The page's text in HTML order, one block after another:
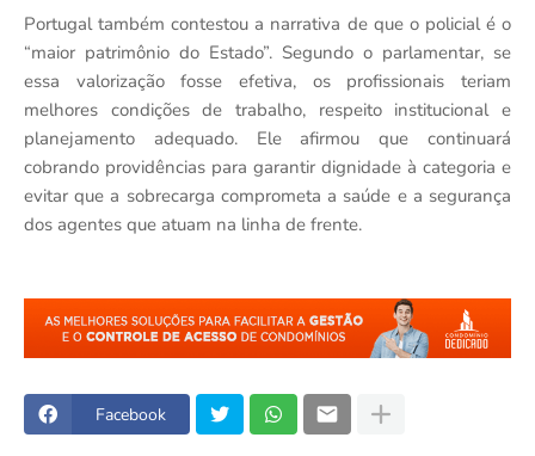
Portugal também contestou a narrativa de que o policial é o
“maior patrimônio do Estado”. Segundo o parlamentar, se
essa valorização fosse efetiva, os profissionais teriam
melhores condições de trabalho, respeito institucional e
planejamento adequado. Ele afirmou que continuará
cobrando providências para garantir dignidade à categoria e
evitar que a sobrecarga comprometa a saúde e a segurança
dos agentes que atuam na linha de frente.
Facebook